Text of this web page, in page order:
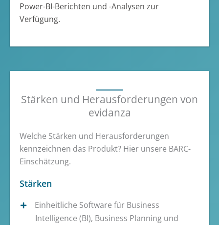
Power-BI-Berichten und -Analysen zur
Verfügung.
Stärken und Herausforderungen von
evidanza
Welche Stärken und Herausforderungen
kennzeichnen das Produkt? Hier unsere BARC-
Einschätzung.
Stärken
Einheitliche Software für Business
Intelligence (BI), Business Planning und